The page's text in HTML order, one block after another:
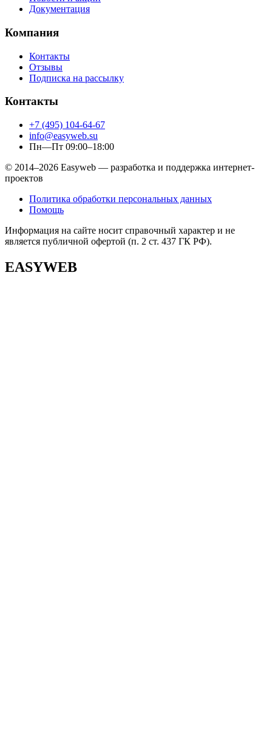
Документация
Компания
Контакты
Отзывы
Подписка на рассылку
Контакты
+7 (495) 104-64-67
info@easyweb.su
Пн—Пт 09:00–18:00
© 2014–2026 Easyweb — разработка и поддержка интернет-
проектов
Политика обработки персональных данных
Помощь
Информация на сайте носит справочный характер и не
является публичной офертой (п. 2 ст. 437 ГК РФ).
EASYWEB